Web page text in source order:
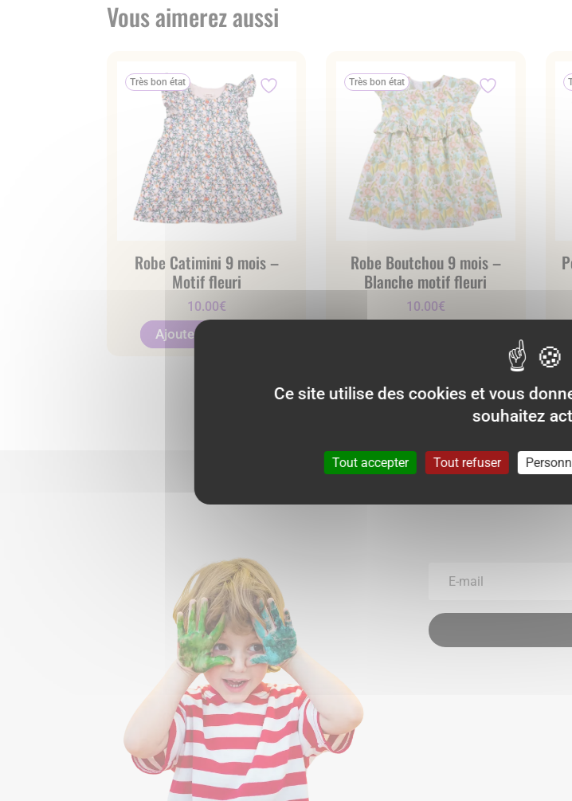
Vous aimerez aussi
Très bon état
Robe Catimini 9 mois –
Motif fleuri
10.00€
Ajouter au panier
Très bon état
Robe Boutchou 9 mois –
Blanche motif fleuri
10.00€
NE
Ce site utilise des cookies et vous
souhaitez
Tout accepter Tout refuser